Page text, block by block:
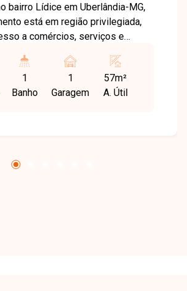
bairro Lídice em Uberlândia-MG,
está em região privilegiada,
a comércios, serviços e
conta com sala
com armário, banheiro social e
armários, oferecendo conforto e
oportunidade.
1
Banho
1
Garagem
57m²
A. Útil